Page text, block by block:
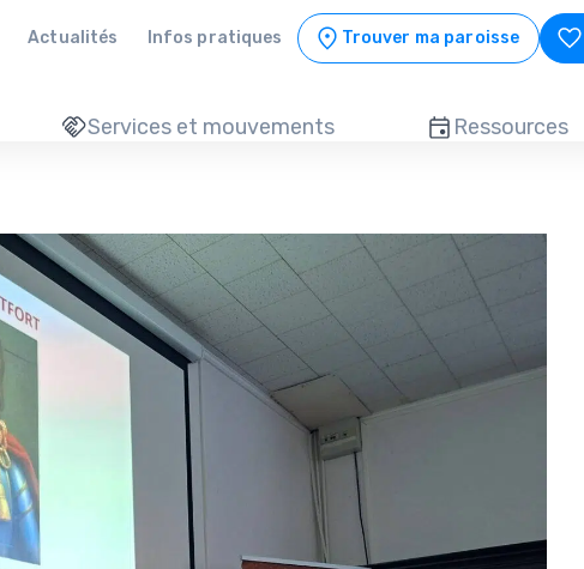
Actualités Infos pratiques Trouver ma paroisse
Services et mouvements Ressources